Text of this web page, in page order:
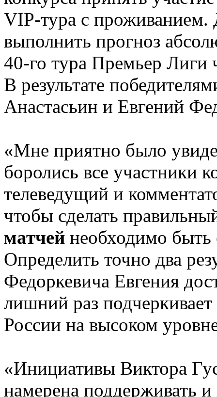
VIP-тура с проживанием.
выполнить прогноз
40-го тура Премьер Лиги
В результате
Анастасьин и Евгений
«Мне приятно было
боролись все участники
телеведущий и
чтобы сделать
матчей необходимо
Определить точно два
Федоркевича Евгения
лишний раз подчеркивает
России на высоком
«Инициативы Виктора
намерена поддерживать